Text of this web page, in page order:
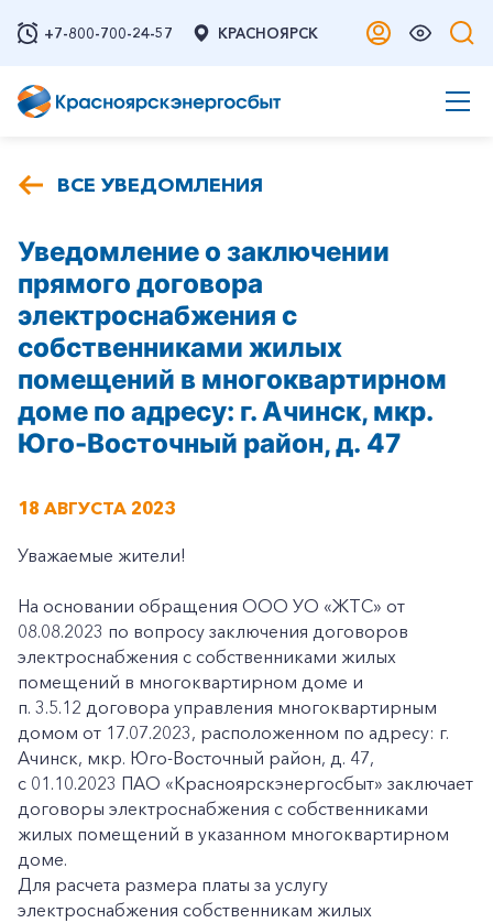
+7-800-700-24-57 КРАСНОЯРСК
ВСЕ УВЕДОМЛЕНИЯ
Уведомление о заключении
прямого договора
электроснабжения с
собственниками жилых
помещений в многоквартирном
доме по адресу: г. Ачинск, мкр.
Юго-Восточный район, д. 47
18 АВГУСТА 2023
Уважаемые жители!
На основании обращения ООО УО «ЖТС» от
08.08.2023 по вопросу заключения договоров
электроснабжения с собственниками жилых
помещений в многоквартирном доме и
п. 3.5.12 договора управления многоквартирным
домом от 17.07.2023, расположенном по адресу: г.
Ачинск, мкр. Юго-Восточный район, д. 47,
с 01.10.2023 ПАО «Красноярскэнергосбыт» заключает
договоры электроснабжения с собственниками
жилых помещений в указанном многоквартирном
доме.
Для расчета размера платы за услугу
электроснабжения собственникам жилых